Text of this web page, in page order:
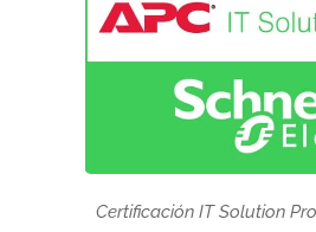
Certificación IT Solution